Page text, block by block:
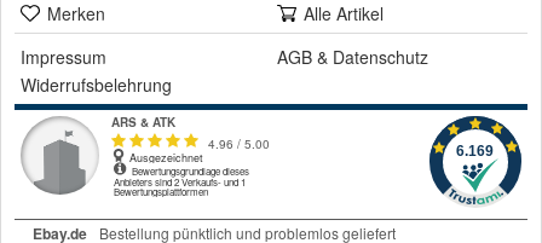
Merken
Alle Artikel
Impressum
AGB & Datenschutz
Widerrufsbelehrung